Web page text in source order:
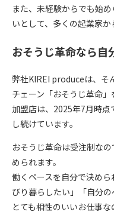
また、未経験からでも始
いとして、多くの起業家か
おそうじ革命なら自
弊社KIREI produceは、そ
チェーン「おそうじ革命
加盟店は、2025年7月時
し続けています。
おそうじ革命は受注制な
められます。
働くペースを自分で決め
びり暮らしたい」「自分
とても相性のいいお仕事な